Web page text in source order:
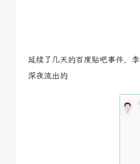
延续了几天的百度贴吧事件，
深夜流出的